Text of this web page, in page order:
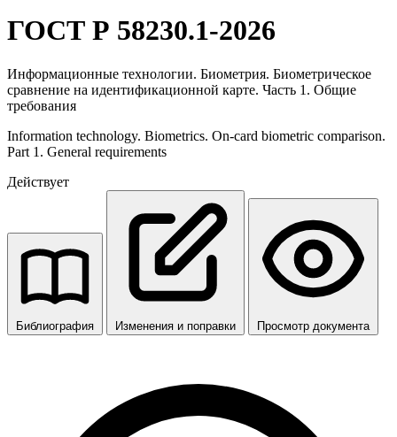
ГОСТ Р 58230.1-2026
Информационные технологии. Биометрия. Биометрическое
сравнение на идентификационной карте. Часть 1. Общие
требования
Information technology. Biometrics. On-card biometric comparison.
Part 1. General requirements
Действует
Библиография Изменения и поправки Просмотр документа